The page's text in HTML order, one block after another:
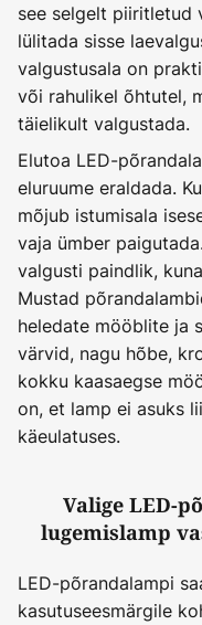
see selgelt piiritletud
lülitada sisse
valgustusala on
või rahulikel õhtutel,
täielikult valgustada.
Elutoa LED-
eluruume eraldada.
mõjub istumisala
vaja ümber
valgusti paindlik,
Mustad
heledate mööblite ja
värvid, nagu hõbe,
kokku kaasaegse
on, et lamp ei asuks
käeulatuses.
Valige LED-
lugemislamp
LED-põrandalampi
kasutuseesmärgile